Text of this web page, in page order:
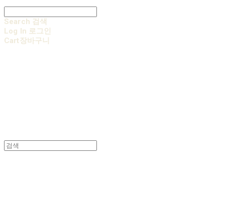
Search 검색
Log In 로그인
Cart장바구니